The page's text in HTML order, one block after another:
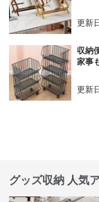
更新
収納
家事
更新
グッズ収納 人気